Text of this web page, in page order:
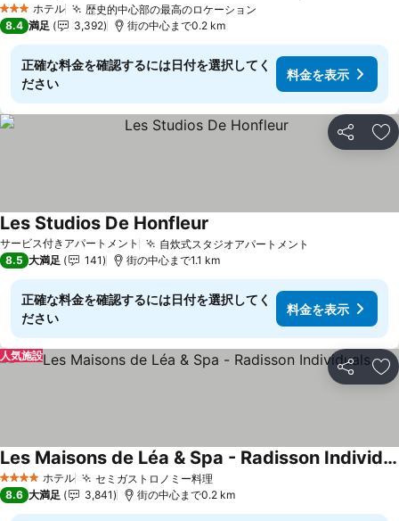
3 ホテルのランク
ホテル 歴史的中心部の最高のロケーション
8.4 満足 3,392 街の中心まで0.2 km
正確な料金を確認するには日付を選択してく
ださい
料金を表示
シェア お
サービス付きアパートメント 自炊式スタジオアパートメント
Les Studios De Honfleur
8.5 大満足 141 街の中心まで1.1 km
正確な料金を確認するには日付を選択してく
ださい
料金を表示
シェア お
人気施設
4 ホテルのランク
ホテル セミガストロノミー料理料金を表示
Les Maisons de Léa & Spa - Radisson Individuals
料金を表示
8.6 大満足 3,841 街の中心まで0.2 km